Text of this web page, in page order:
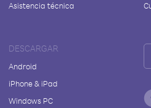
Asistencia técnica
DESCARGAR
Android
iPhone & iPad
Windows PC